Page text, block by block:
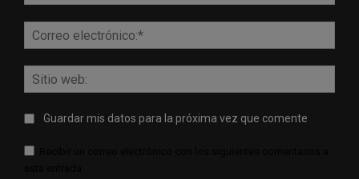
Guardar mis datos para la próxima vez que comente